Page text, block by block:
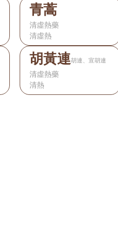
青蒿
清虛熱藥
清虛熱
胡黃連胡連、宣胡連
清虛熱藥
清熱